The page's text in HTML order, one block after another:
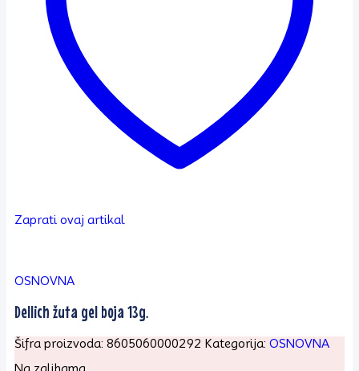
Zaprati ovaj artikal
OSNOVNA
Dellich žuta gel boja 13g.
Šifra proizvoda: 8605060000292 Kategorija: OSNOVNA
Na zalihama